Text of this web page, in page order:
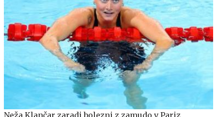
Neža Klančar zaradi bolezni z zamudo v Pariz